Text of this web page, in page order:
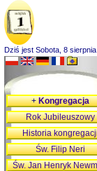
Dziś jest Sobota, 8
+Kongregacja
Rok Jubileuszowy
Historia
Św. Filip Neri
Św. Jan Henryk